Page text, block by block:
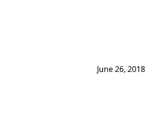
June 26, 2018